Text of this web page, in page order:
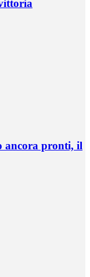
ancora pronti, il